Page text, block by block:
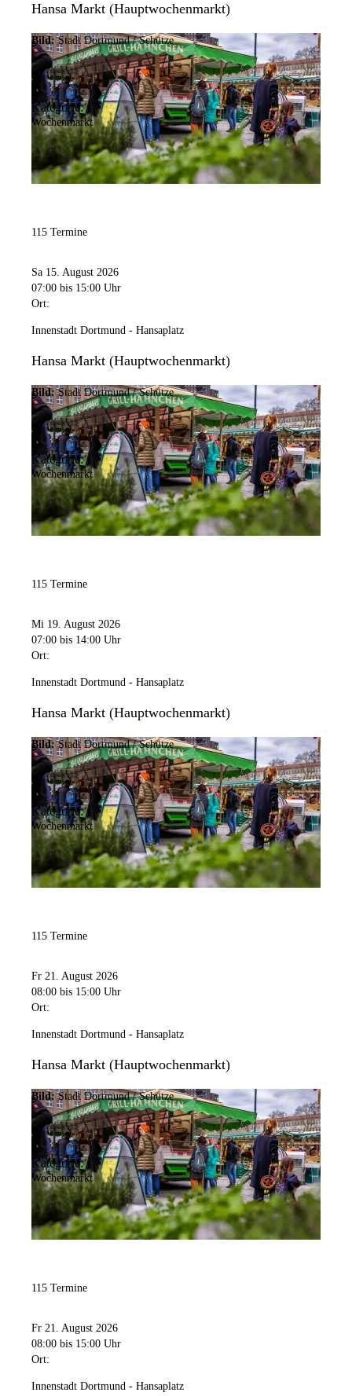
Hansa Markt (Hauptwochenmarkt)
Bild: Stadt Dortmund / Schütze
Kategorie:
Wochenmarkt
115 Termine
Sa 15. August 2026
07:00 bis 15:00 Uhr
Ort:
Innenstadt Dortmund - Hansaplatz
Hansa Markt (Hauptwochenmarkt)
Bild: Stadt Dortmund / Schütze
Kategorie:
Wochenmarkt
115 Termine
Mi 19. August 2026
07:00 bis 14:00 Uhr
Ort:
Innenstadt Dortmund - Hansaplatz
Hansa Markt (Hauptwochenmarkt)
Bild: Stadt Dortmund / Schütze
Kategorie:
Wochenmarkt
115 Termine
Fr 21. August 2026
08:00 bis 15:00 Uhr
Ort:
Innenstadt Dortmund - Hansaplatz
Hansa Markt (Hauptwochenmarkt)
Bild: Stadt Dortmund / Schütze
Kategorie:
Wochenmarkt
115 Termine
Fr 21. August 2026
08:00 bis 15:00 Uhr
Ort:
Innenstadt Dortmund - Hansaplatz